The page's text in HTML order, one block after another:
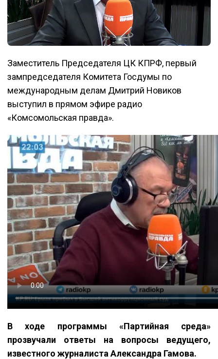
Заместитель Председателя ЦК КПРФ, первый
зампредседателя Комитета Госдумы по
международным делам Дмитрий Новиков
выступил в прямом эфире радио
«Комсомольская правда».
В ходе программы «Партийная среда»
прозвучали ответы на вопросы ведущего,
известного журналиста Александра Гамова.